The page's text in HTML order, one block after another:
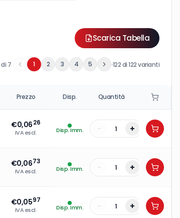
Scarica Tabella
di 7 1 2 3 4 5 ·122di122varianti
Prezzo Disp. Quantità
€0,0626
IVA escl.
Disp. Imm. - +
€0,0673
IVA escl.
Disp. Imm. - +
€0,0597
IVA escl.
Disp. Imm. - +